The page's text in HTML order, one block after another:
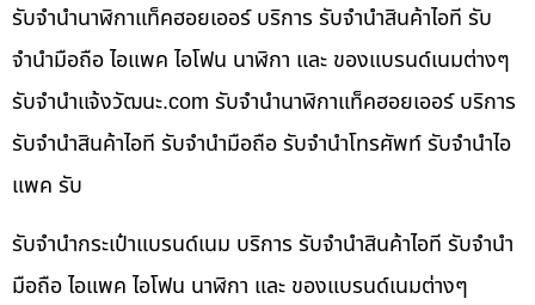
รับจำนำนาฬิกาแท็คฮอยเออร์ บริการ รับจำนำสินค้าไอที รับ
จำนำมือถือ ไอแพค ไอโฟน นาฬิกา และ ของแบรนด์เนมต่างๆ
รับจํานําแจ้งวัฒนะ.com รับจำนำนาฬิกาแท็คฮอยเออร์ บริการ
รับจำนำสินค้าไอที รับจำนำมือถือ รับจำนำโทรศัพท์ รับจำนำไอ
แพค รับ
รับจำนำกระเป๋าแบรนด์เนม บริการ รับจำนำสินค้าไอที รับจำนำ
มือถือ ไอแพค ไอโฟน นาฬิกา และ ของแบรนด์เนมต่างๆ